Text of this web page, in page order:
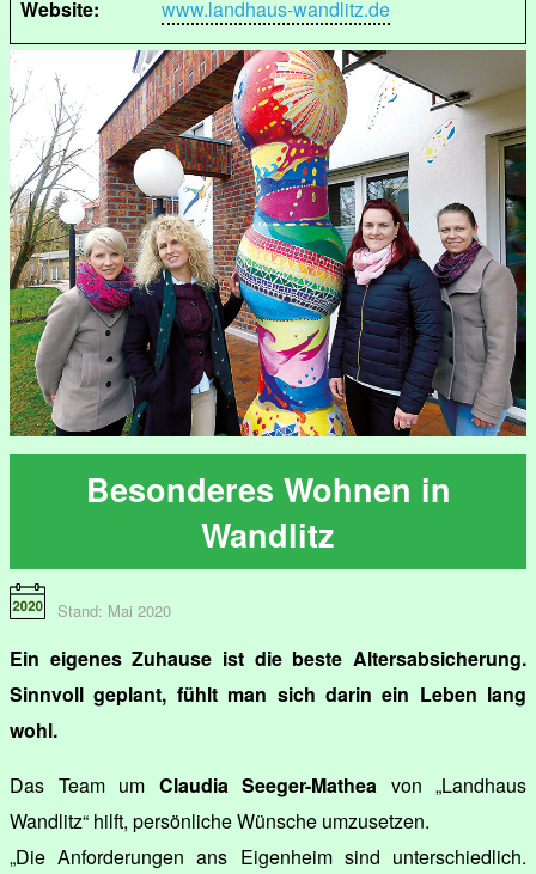
Website:
www.landhaus-wandlitz.de
Besonderes Wohnen in
Wandlitz
Stand: Mai 2020
Ein eigenes Zuhause ist die beste Altersabsicherung.
Sinnvoll geplant, fühlt man sich darin ein Leben lang
wohl.
Das Team um Claudia Seeger-Mathea von „Landhaus
Wandlitz“ hilft, persönliche Wünsche umzusetzen.
„Die Anforderungen ans Eigenheim sind unterschiedlich.